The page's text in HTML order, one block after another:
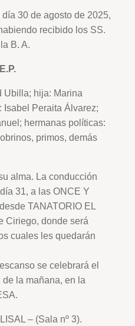
30 de agosto de 2025,
recibido los SS.
B. A.
Ubilla; hija: Marina
Isabel Peraita Álvarez;
hermanas políticas:
primos, demás
alma. La conducción
31, a las ONCE Y
TANATORIO EL
Ciriego, donde será
cuales les quedarán
se celebrará el
la mañana, en la
– (Sala nº 3).